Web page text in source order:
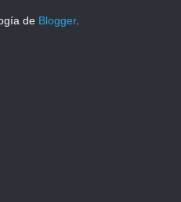
de Blogger.